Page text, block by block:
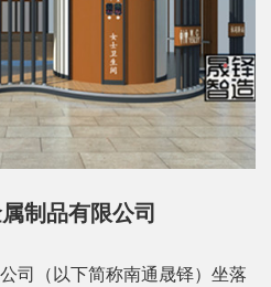
制品有限公司
司（以下简称南通晟铎）坐落